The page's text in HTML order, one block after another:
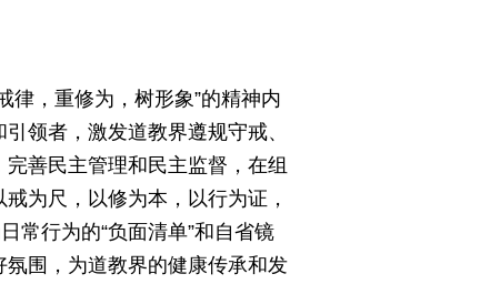
律，重修为，树形象”的精神内
领者，激发道教界遵规守戒、
善民主管理和民主监督，在组
为尺，以修为本，以行为证，
常行为的“负面清单”和自省镜
围，为道教界的健康传承和发